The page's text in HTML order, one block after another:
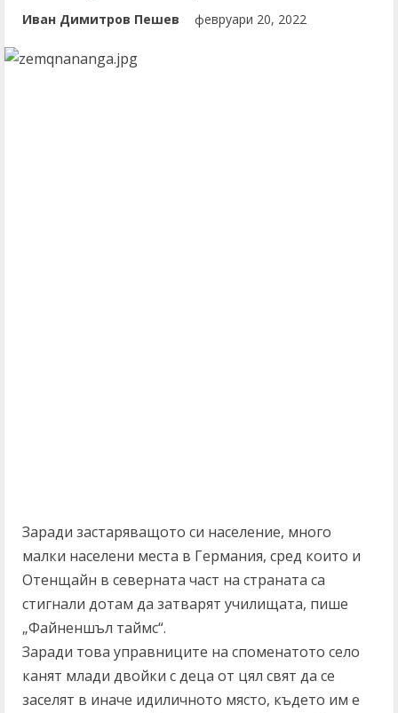
Иван Димитров Пешев февруари 20, 2022
Заради застаряващото си население, много
малки населени места в Германия, сред които и
Отенщайн в северната част на страната са
стигнали дотам да затварят училищата, пише
„Файненшъл таймс“.
Заради това управниците на споменатото село
канят млади двойки с деца от цял свят да се
заселят в иначе идиличното място, където им е